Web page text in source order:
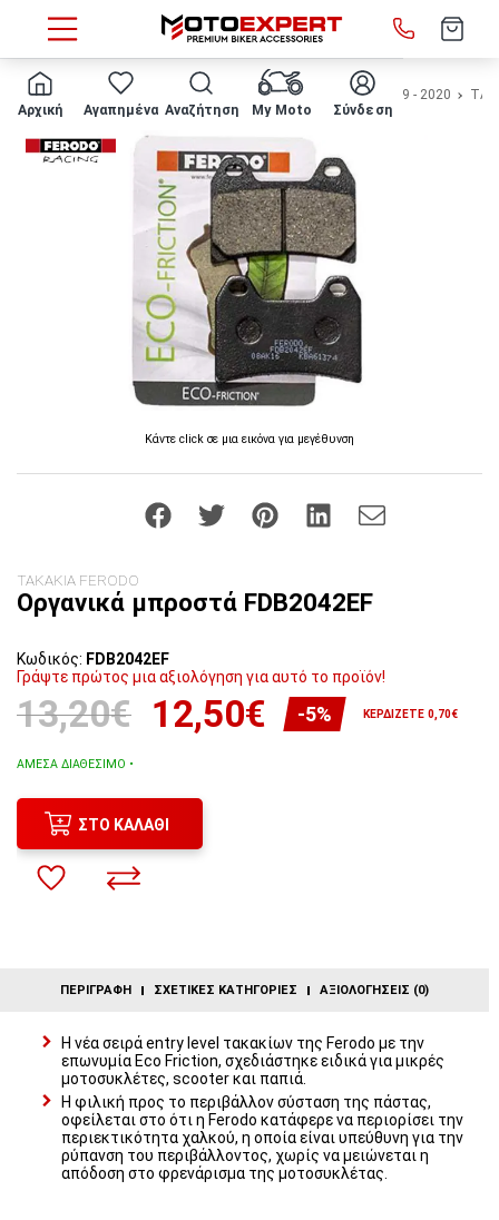
Αρχική Αγαπημένα Αναζήτηση My Moto Σύνδεση
HOME Μάρκα/μοντέλο KTM 790 ADVENTURE R 2019 - 2020
Κάντε click σε μια εικόνα για μεγέθυνση
ΤΑΚΑΚΙΑ FERODO
Οργανικά μπροστά FDB2042EF
Κωδικός: FDB2042EF
Γράψτε πρώτος μια αξιολόγηση για αυτό το προϊόν!
13,20€ 12,50€ -5% ΚΕΡΔΊΖΕΤΕ 0,70€
ΆΜΕΣΑ ΔΙΑΘΈΣΙΜΟ •
ΣΤΟ ΚΑΛΆΘΙ
ΠΕΡΙΓΡΑΦΉ ΣΧΕΤΙΚΈΣ ΚΑΤΗΓΟΡΊΕΣ ΑΞΙΟΛΟΓΉΣΕΙΣ (0)
Η νέα σειρά entry level τακακίων της Ferodo με την
επωνυμία Eco Friction, σχεδιάστηκε ειδικά για μικρές
μοτοσυκλέτες, scooter και παπιά.
Η φιλική προς το περιβάλλον σύσταση της πάστας,
οφείλεται στο ότι η Ferodo κατάφερε να περιορίσει την
περιεκτικότητα χαλκού, η οποία είναι υπεύθυνη για την
ρύπανση του περιβάλλοντος, χωρίς να μειώνεται η
απόδοση στο φρενάρισμα της μοτοσυκλέτας.